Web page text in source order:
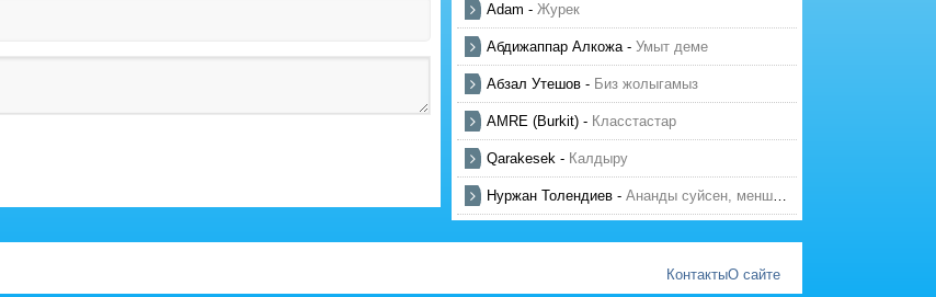
Adam - Журек
Абдижаппар Алкожа- Умыт деме
Абзал Утешов - Биз жолыгамыз
AMRE (Burkit) - Класстастар
Qarakesek - Калдыру
Нуржан Толендиев - Ананды суйсен, менше суй
КонтактыО сайте